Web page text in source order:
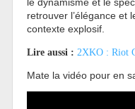
retrouver l’élégance et
contexte explosif.
Lire aussi : 2XKO : Riot
Mate la vidéo pour en